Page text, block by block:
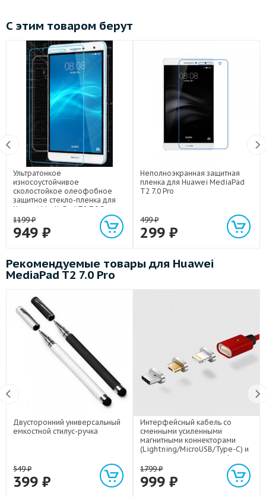
С этим товаром берут
Ультратонкое
износоустойчивое
сколостойкое олеофобное
защитное стекло-пленка для
Huawei MediaPad T2 7.0 Pro
1199₽
949 ₽
Неполноэкранная защитная
пленка для Huawei MediaPad
T2 7.0 Pro
499₽
299 ₽
Рекомендуемые товары для Huawei
MediaPad T2 7.0 Pro
Двусторонний универсальный
емкостной стилус-ручка
549₽
399 ₽
Интерфейсный кабель со
сменными усиленными
магнитными коннекторами
(Lightning/MicroUSB/Type-C) и
световым индикатором 1м
1799₽
999 ₽